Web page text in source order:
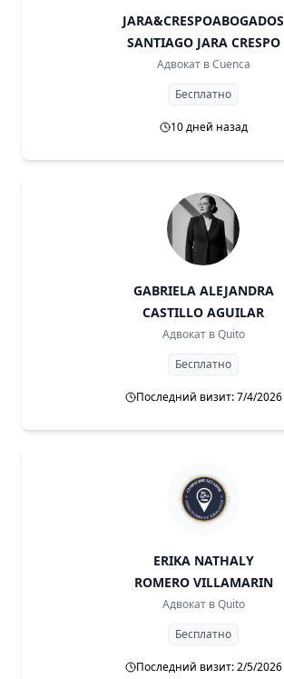
JARA&CRESPOABOGADOS
SANTIAGO JARA CRESPO
Адвокат в Cuenca
Бесплатно
10 дней назад
GABRIELA ALEJANDRA
CASTILLO AGUILAR
Адвокат в Quito
Бесплатно
Последний визит: 7/4/2026
ERIKA NATHALY
ROMERO VILLAMARIN
Адвокат в Quito
Бесплатно
Последний визит: 2/5/2026